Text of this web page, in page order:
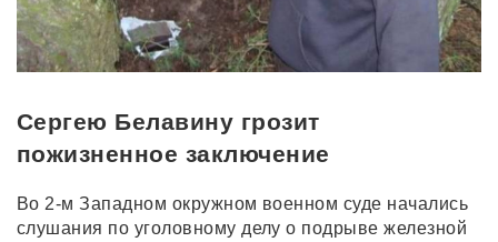
Сергею Белавину грозит
пожизненное заключение
Во 2-м Западном окружном военном суде начались
слушания по уголовному делу о подрыве железной